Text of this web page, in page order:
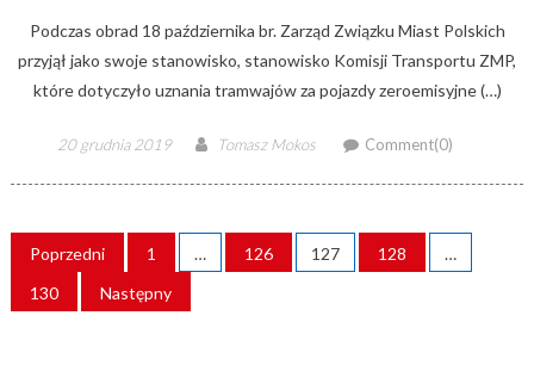
Podczas obrad 18 października br. Zarząd Związku Miast Polskich
przyjął jako swoje stanowisko, stanowisko Komisji Transportu ZMP,
które dotyczyło uznania tramwajów za pojazdy zeroemisyjne (…)
Posted
20 grudnia 2019 Author
Tomasz Mokos Comment(0)
STRONICOWANIE
WPISÓW
Poprzedni 1 … 126 127 128
…
130
Następny